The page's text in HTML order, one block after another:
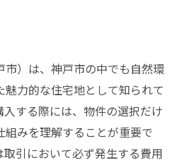
市）は、神戸市の中でも自然環
力的な住宅地として知られて
する際には、物件の選択だけ
みを理解することが重要で
引において必ず発生する費用